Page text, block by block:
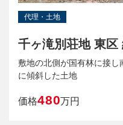
代理・土地
千ヶ滝別荘地 東区
敷地の北側が国有林に接
に傾斜した土地
価格480万円